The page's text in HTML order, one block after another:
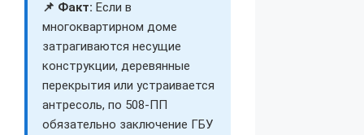
📌 Факт: Если в
многоквартирном доме
затрагиваются несущие
конструкции, деревянные
перекрытия или устраивается
антресоль, по 508-ПП
обязательно заключение ГБУ